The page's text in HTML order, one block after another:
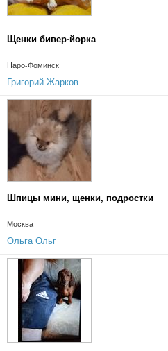
Щенки бивер-йорка
Наро-Фоминск
Григорий Жарков
Шпицы мини, щенки, подростки
Москва
Ольга Ольг